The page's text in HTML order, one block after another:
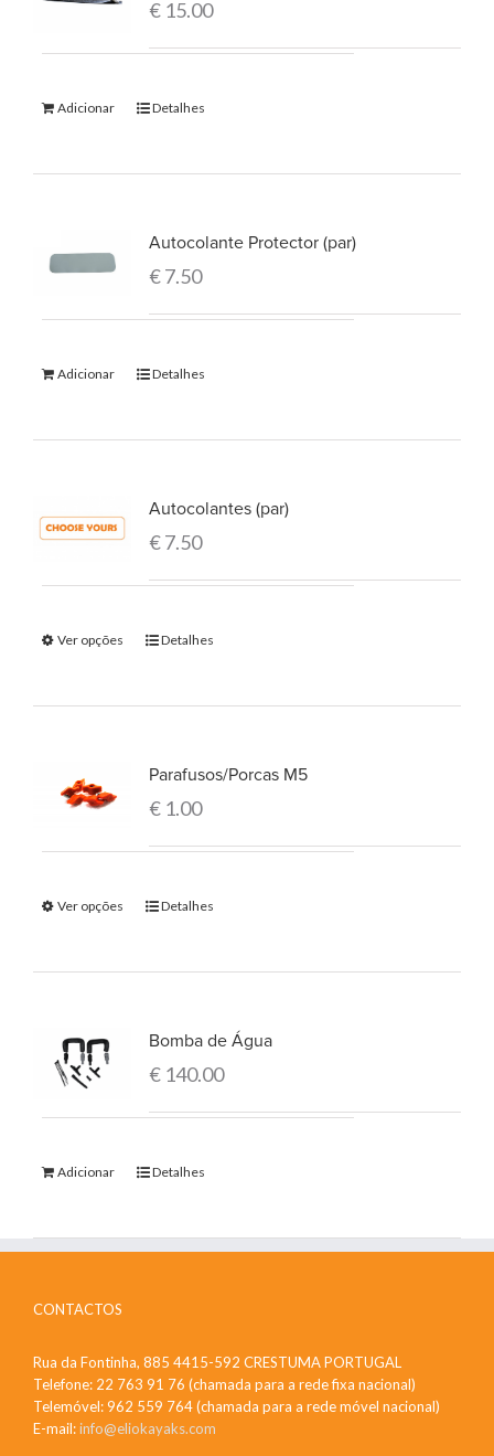
€15.00
Adicionar Detalhes
Autocolante Protector (par)
€7.50
Adicionar Detalhes
Autocolantes (par)
€7.50
Ver opções Detalhes
Parafusos/Porcas M5
€1.00
Ver opções Detalhes
Bomba de Água
€140.00
Adicionar Detalhes
CONTACTOS
Rua da Fontinha, 885 4415-592 CRESTUMA PORTUGAL
Telefone: 22 763 91 76 (chamada para a rede fixa nacional)
Telemóvel: 962 559 764 (chamada para a rede móvel nacional)
E-mail:info@eliokayaks.com